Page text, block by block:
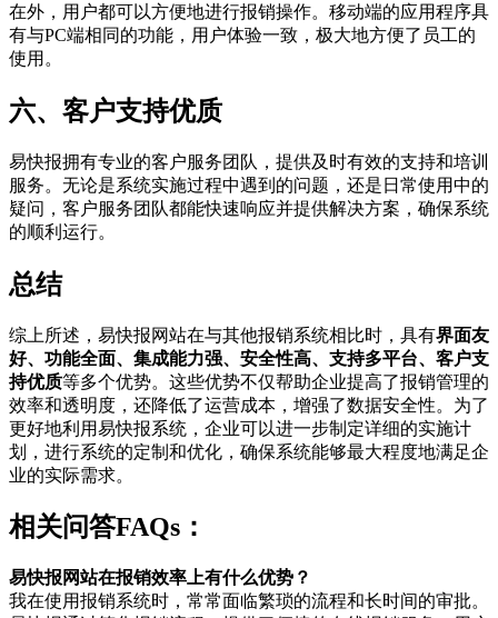
在外，用户都可以方便地进行报销操作。移动端的应用程序具
有与PC端相同的功能，用户体验一致，极大地方便了员工的
使用。
六、客户支持优质
易快报拥有专业的客户服务团队，提供及时有效的支持和培训
服务。无论是系统实施过程中遇到的问题，还是日常使用中的
疑问，客户服务团队都能快速响应并提供解决方案，确保系统
的顺利运行。
总结
综上所述，易快报网站在与其他报销系统相比时，具有界面友
好、功能全面、集成能力强、安全性高、支持多平台、客户支
持优质等多个优势。这些优势不仅帮助企业提高了报销管理的
效率和透明度，还降低了运营成本，增强了数据安全性。为了
更好地利用易快报系统，企业可以进一步制定详细的实施计
划，进行系统的定制和优化，确保系统能够最大程度地满足企
业的实际需求。
相关问答FAQs：
易快报网站在报销效率上有什么优势？
我在使用报销系统时，常常面临繁琐的流程和长时间的审批。